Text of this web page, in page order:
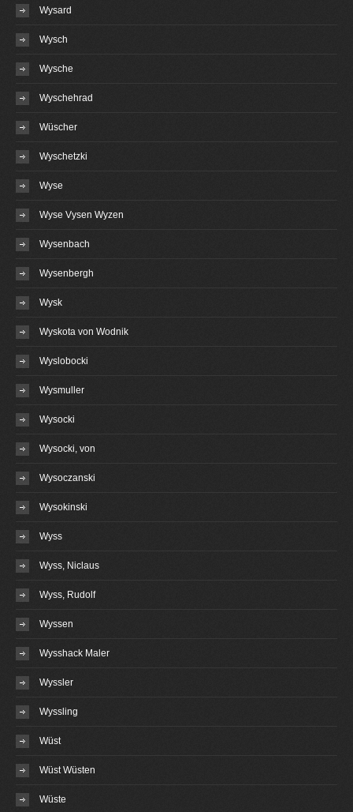
Wysard
Wysch
Wysche
Wyschehrad
Wüscher
Wyschetzki
Wyse
Wyse Vysen Wyzen
Wysenbach
Wysenbergh
Wysk
Wyskota von Wodnik
Wyslobocki
Wysmuller
Wysocki
Wysocki, von
Wysoczanski
Wysokinski
Wyss
Wyss, Niclaus
Wyss, Rudolf
Wyssen
Wysshack Maler
Wyssler
Wyssling
Wüst
Wüst Wüsten
Wüste